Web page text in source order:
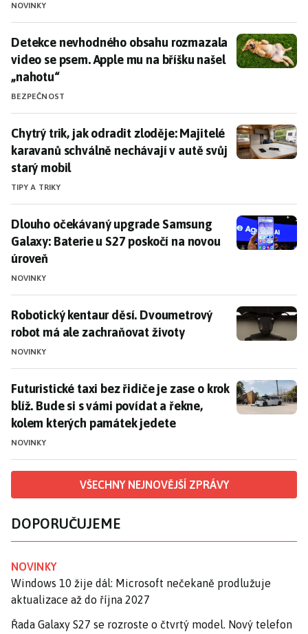
NOVINKY
Detekce nevhodného obsahu rozmazala video se
Detekce nevhodného obsahu rozmazala
video se psem. Apple mu na bříšku našel
„nahotu“
BEZPEČNOST
Chytrý trik, jak odradit zloděje: Majitelé karavanů
Chytrý trik, jak odradit zloděje: Majitelé
karavanů schválně nechávají v autě svůj
starý mobil
TIPY A TRIKY
Dlouho očekávaný upgrade Samsung Galaxy: Baterie
Dlouho očekávaný upgrade Samsung
Galaxy: Baterie u S27 poskočí na novou
úroveň
NOVINKY
Robotický kentaur děsí. Dvoumetrový robot má ale
Robotický kentaur děsí. Dvoumetrový
robot má ale zachraňovat životy
NOVINKY
Futuristické taxi bez řidiče je zase o krok blíž. Bude
Futuristické taxi bez řidiče je zase o krok
blíž. Bude si s vámi povídat a řekne,
kolem kterých památek jedete
NOVINKY
VŠECHNY NEJNOVĚJŠÍ ZPRÁVY
DOPORUČUJEME
NOVINKY
Windows 10 žije dál: Microsoft nečekaně prodlužuje
aktualizace až do října 2027
Řada Galaxy S27 se rozroste o čtvrtý model. Nový telefon